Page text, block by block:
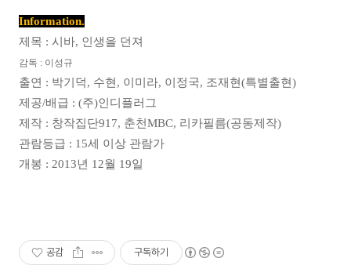
Information.
제목 : 시바, 인생을 던져
감독 : 이성규
출연 : 박기덕, 수현, 이미라, 이정국, 조재현(특별출현)
제공/배급 : (주)인디플러그
제작 : 창작집단917, 춘천MBC, 리카필름(공동제작)
관람등급 : 15세 이상 관람가
개봉 : 2013년 12월 19일
공감 구독하기